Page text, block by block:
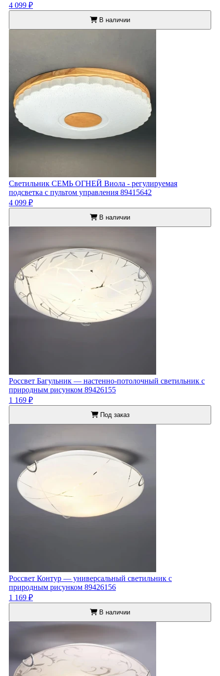
4 099 ₽
В наличии
Светильник СЕМЬ ОГНЕЙ Виола - регулируемая
подсветка с пультом управления 89415642
4 099 ₽
В наличии
Россвет Багульник — настенно-потолочный светильник с
природным рисунком 89426155
1 169 ₽
Под заказ
Россвет Контур — универсальный светильник с
природным рисунком 89426156
1 169 ₽
В наличии